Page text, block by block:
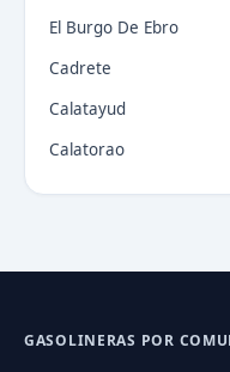
El Burgo De Ebro
Cadrete
Calatayud
Calatorao
GASOLINERAS POR